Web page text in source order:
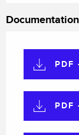
Documentation
PDF
PDF